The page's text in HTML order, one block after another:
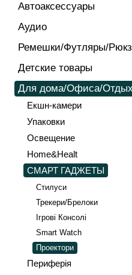
Автоаксессуары
Аудио
Ремешки/Футляры/
Детские товары
Для дома/Офиса/
Екшн-камери
Упаковки
Освещение
Home&Healt
СМАРТ ГАДЖЕТЫ
Стилуси
Трекери/Брелоки
Ігрові Консолі
Smart Watch
Проектори
Периферія